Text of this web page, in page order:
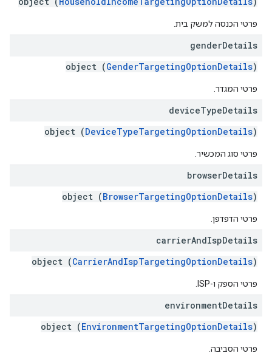
פרטי הכנסה למשק בית.
genderDetails
object (GenderTargetingOptionDetails)
פרטי המגדר.
deviceTypeDetails
object (DeviceTypeTargetingOptionDetails)
פרטי סוג המכשיר.
browserDetails
object (BrowserTargetingOptionDetails)
פרטי הדפדפן.
carrierAndIspDetails
object (CarrierAndIspTargetingOptionDetails)
פרטי הספק ו-ISP.
environmentDetails
object (EnvironmentTargetingOptionDetails)
פרטי הסביבה.